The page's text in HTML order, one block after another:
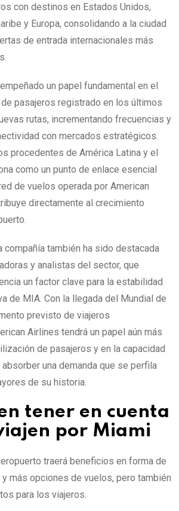
con destinos en Estados Unidos,
y Europa, consolidando a la ciudad
de entrada internacionales más
un papel fundamental en el
pasajeros registrado en los últimos
rutas, incrementando frecuencias y
con mercados estratégicos.
procedentes de América Latina y el
como un punto de enlace esencial
de vuelos operada por American
directamente al crecimiento
compañía también ha sido destacada
y analistas del sector, que
un factor clave para la estabilidad
de MIA. Con la llegada del Mundial de
previsto de viajeros
Airlines tendrá un papel aún más
de pasajeros y en la capacidad
una demanda que se perfila
de su historia.
tener en cuenta
por Miami
traerá beneficios en forma de
más opciones de vuelos, pero también
para los viajeros.